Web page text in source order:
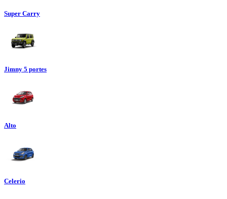
Super Carry
Jimny 5 portes
Alto
Celerio